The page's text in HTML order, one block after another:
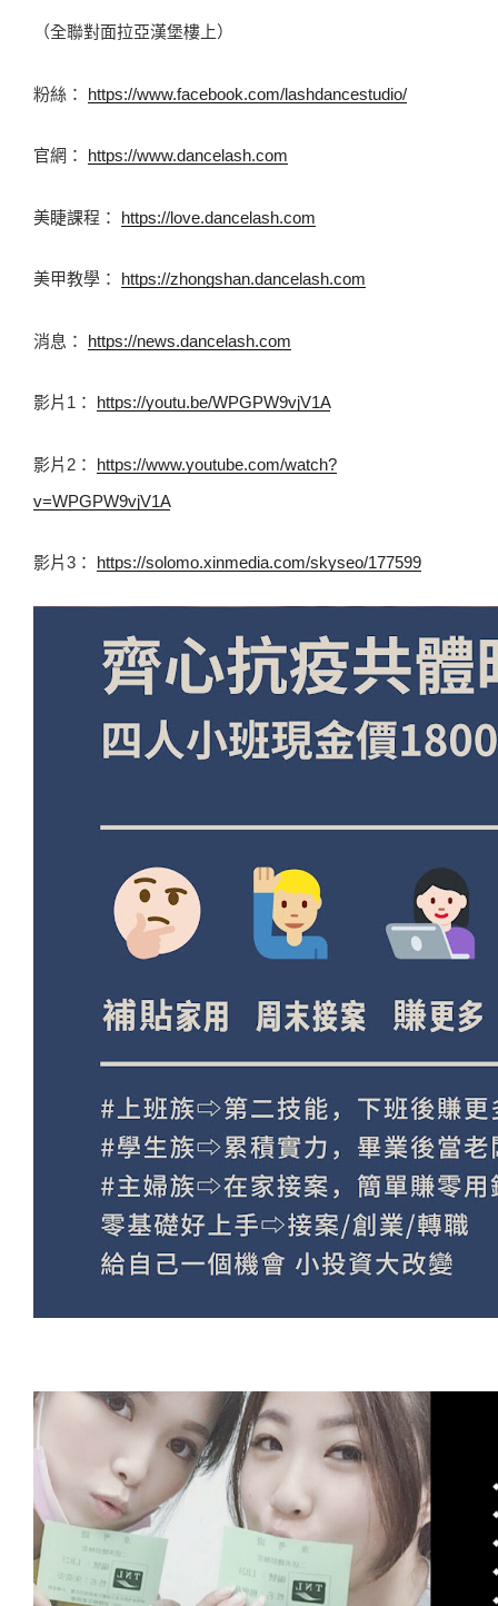
（全聯對面拉亞漢堡樓上）
粉絲： https://www.facebook.com/lashdancestudio/
官網： https://www.dancelash.com
美睫課程： https://love.dancelash.com
美甲教學： https://zhongshan.dancelash.com
消息： https://news.dancelash.com
影片1： https://youtu.be/WPGPW9vjV1A
影片2： https://www.youtube.com/watch?
v=WPGPW9vjV1A
影片3： https://solomo.xinmedia.com/skyseo/177599